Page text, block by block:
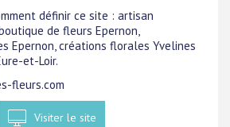
définir ce site : artisan
de fleurs Epernon,
Epernon, créations florales Yvelines
et-Loir.
fleurs.com
Visiter le site